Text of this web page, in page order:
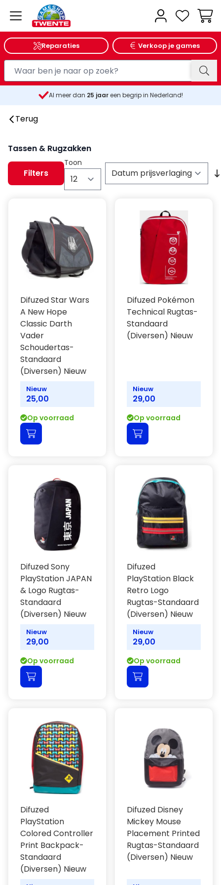
Reparaties Verkoop je games
Al meer dan 25 jaareen begrip in Nederland!
Terug
Tassen & Rugzakken
Filters
Toon
per pagina
Difuzed Star Wars
A New Hope
Classic Darth
Vader
Schoudertas-
Standaard
(Diversen) Nieuw
Nieuw
25,00
Op voorraad
Difuzed Pokémon
Technical Rugtas-
Standaard
(Diversen) Nieuw
Nieuw
29,00
Op voorraad
Difuzed Sony
PlayStation JAPAN
& Logo Rugtas-
Standaard
(Diversen) Nieuw
Nieuw
29,00
Op voorraad
Difuzed
PlayStation Black
Retro Logo
Rugtas-Standaard
(Diversen) Nieuw
Nieuw
29,00
Op voorraad
Difuzed
PlayStation
Colored Controller
Print Backpack-
Standaard
(Diversen) Nieuw
Difuzed Disney
Mickey Mouse
Placement Printed
Rugtas-Standaard
(Diversen) Nieuw